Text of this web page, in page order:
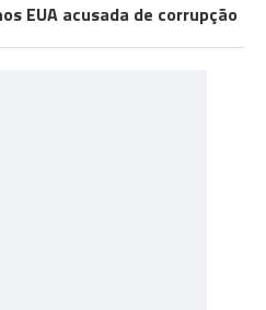
EUA acusada de corrupção